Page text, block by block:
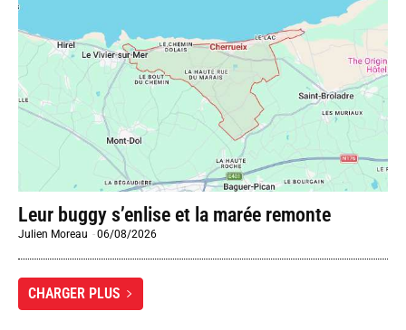
Leur buggy s’enlise et la marée remonte
Julien Moreau -06/08/2026
CHARGER PLUS